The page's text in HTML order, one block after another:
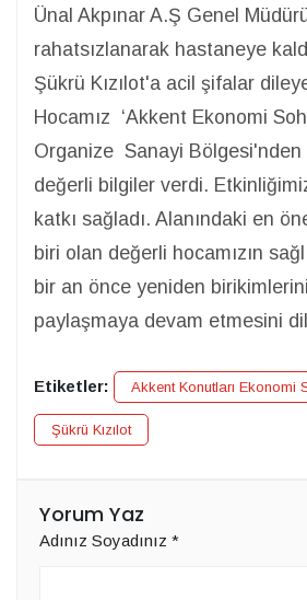
Ünal Akpınar A.Ş Genel
rahatsızlanarak hastaneye
Şükrü Kızılot'a acil şifalar
Hocamız ‘Akkent Ekonomi
Organize Sanayi Bölgesi'nden
değerli bilgiler verdi.
katkı sağladı. Alanındaki en
biri olan değerli hocamızın
bir an önce yeniden
paylaşmaya devam etmesini
Etiketler: Akkent Konutları Ekonomi
Şükrü Kızılot
Yorum Yaz
Adınız Soyadınız *